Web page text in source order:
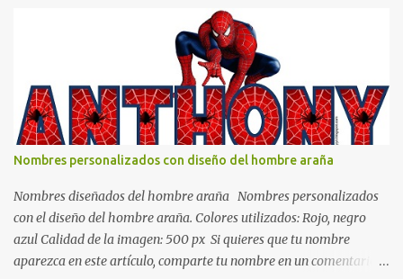
cómodo y también para nuestra vista. Te mostramos algunas
sugerencias que pueden brindar la elegancia y estilo que buscas
para tu dormitorio. El color naranja es una buena opción para
recibir esa luz y felicidad que todo ser humano necesita. El color
blanco es ideal para lograr el relax total, es un color que va con
todo y además es color bastante limpio que te dará esa sensación
de calidez. Los colores terra son excelentes para usar en el
dormitorio nos brinda esa sensación de tranquilidad y confort. El
color gris es un color muy relajante y por lo tanto entra en la lista
de colo...
Nombres personalizados con diseño del hombre araña
Nombres diseñados del hombre araña Nombres personalizados
con el diseño del hombre araña. Colores utilizados: Rojo, negro
azul Calidad de la imagen: 500 px Si quieres que tu nombre
aparezca en este artículo, comparte tu nombre en un comentario y